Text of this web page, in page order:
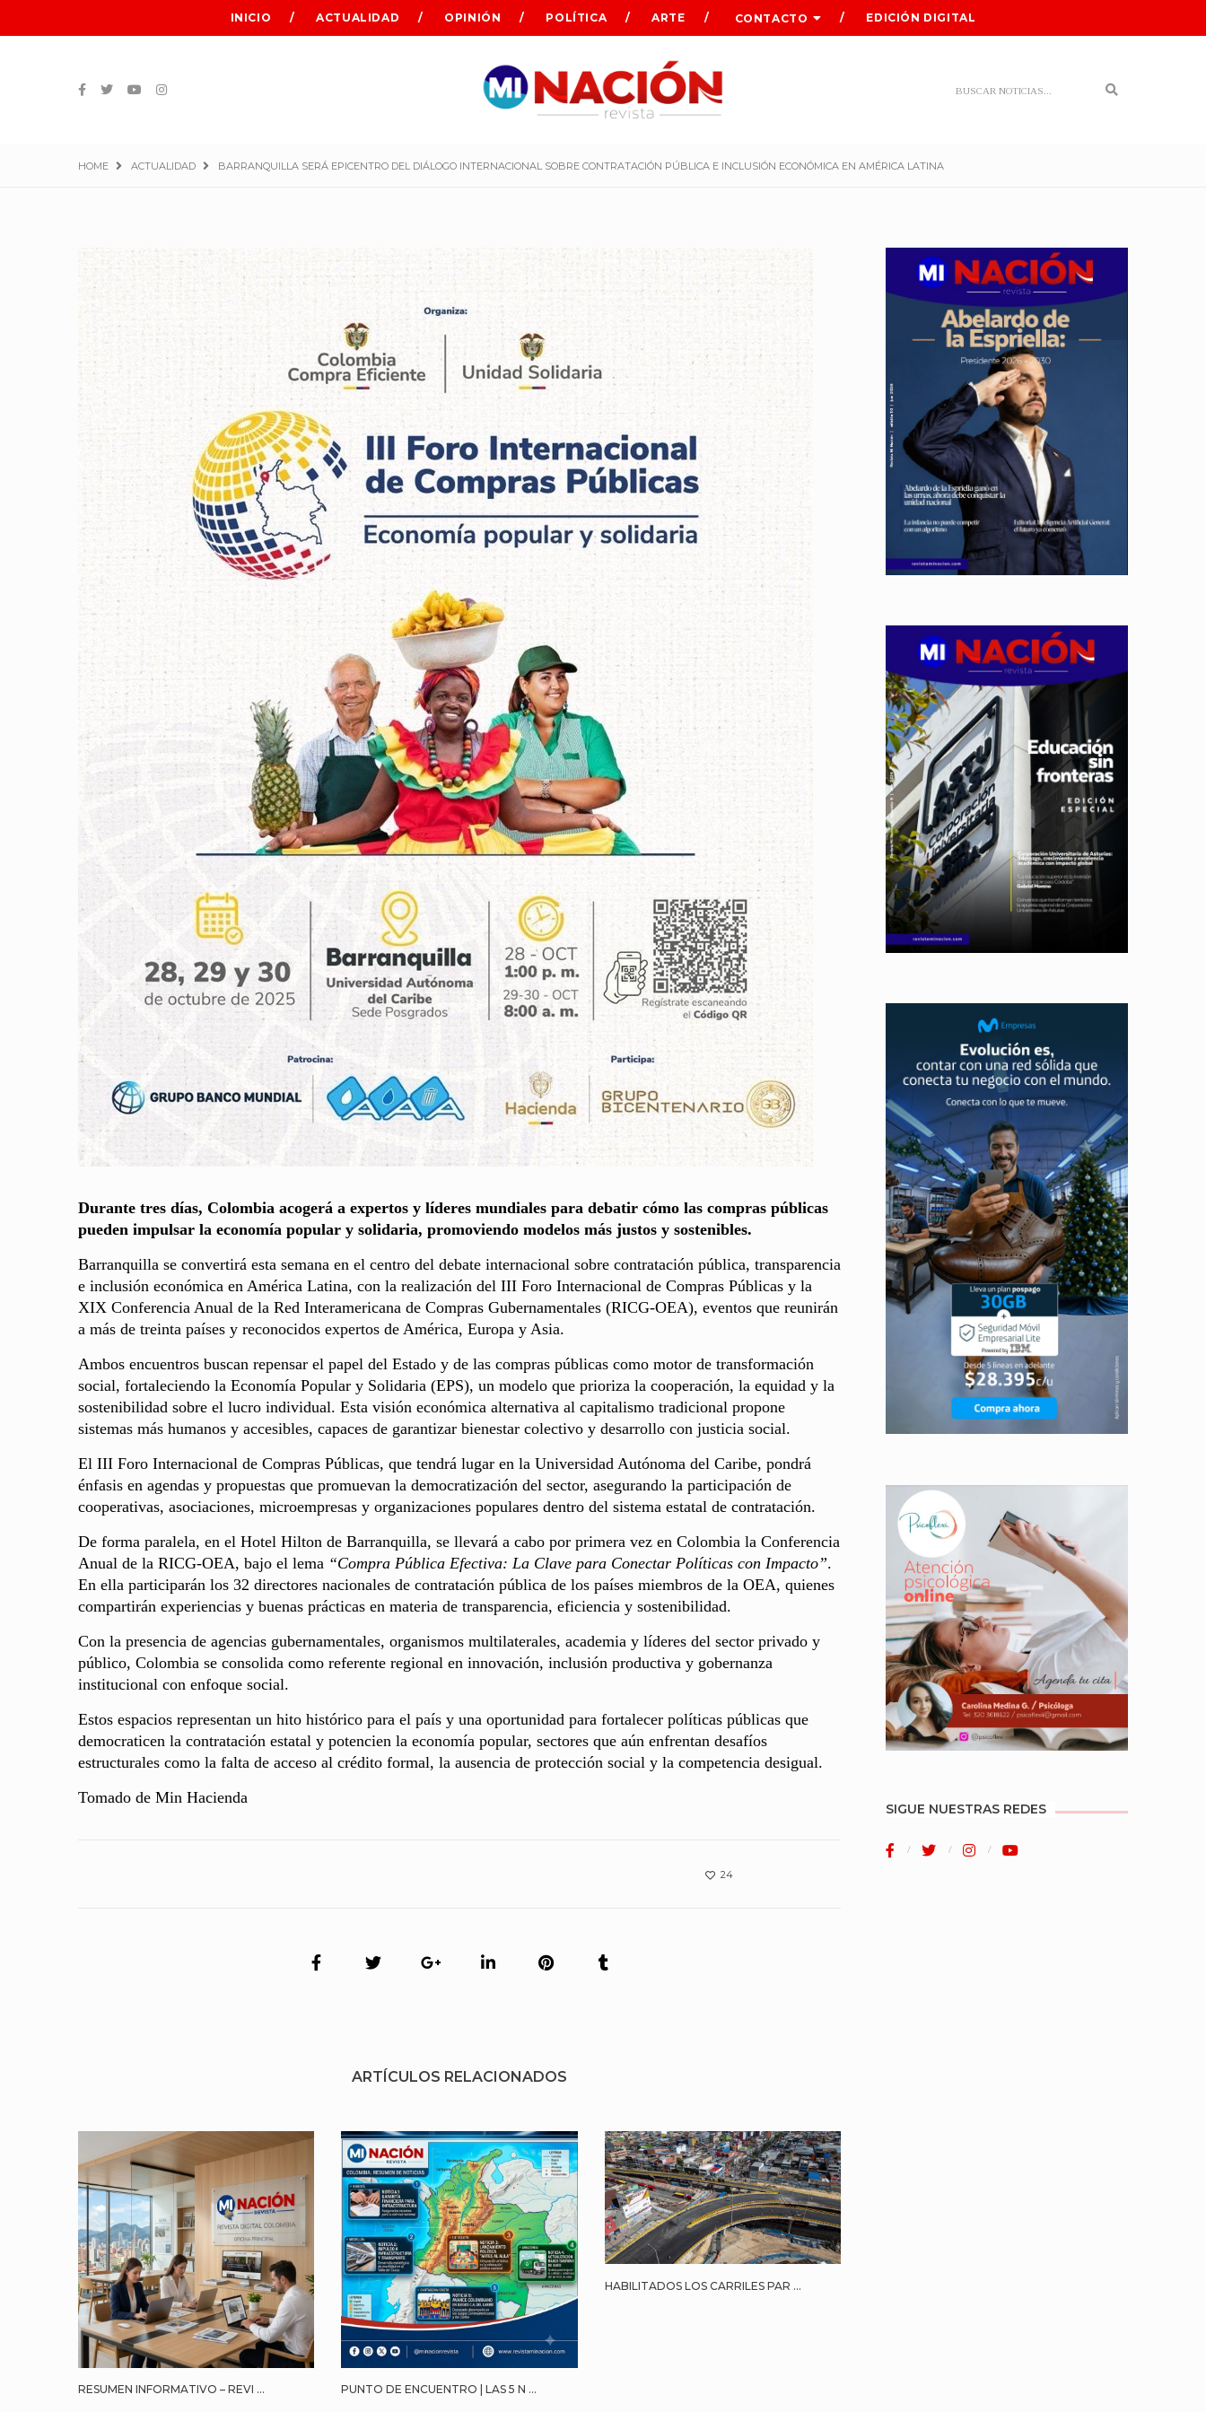
INICIO ACTUALIDAD OPINIÓN POLÍTICA ARTE CONTACTO EDICIÓN DIGITAL
Search
HOME ACTUALIDAD BARRANQUILLA SERÁ EPICENTRO DEL DIÁLOGO INTERNACIONAL SOBRE CONTRATACIÓN PÚBLICA E INCLUSIÓN ECONÓMICA EN AMÉRICA LATINA
Durante tres días, Colombia acogerá a expertos y líderes mundiales para debatir cómo las compras públicas
pueden impulsar la economía popular y solidaria, promoviendo modelos más justos y sostenibles.
Barranquilla se convertirá esta semana en el centro del debate internacional sobre contratación pública, transparencia
e inclusión económica en América Latina, con la realización del III Foro Internacional de Compras Públicas y la
XIX Conferencia Anual de la Red Interamericana de Compras Gubernamentales (RICG-OEA), eventos que reunirán
a más de treinta países y reconocidos expertos de América, Europa y Asia.
Ambos encuentros buscan repensar el papel del Estado y de las compras públicas como motor de transformación
social, fortaleciendo la Economía Popular y Solidaria (EPS), un modelo que prioriza la cooperación, la equidad y la
sostenibilidad sobre el lucro individual. Esta visión económica alternativa al capitalismo tradicional propone
sistemas más humanos y accesibles, capaces de garantizar bienestar colectivo y desarrollo con justicia social.
El III Foro Internacional de Compras Públicas, que tendrá lugar en la Universidad Autónoma del Caribe, pondrá
énfasis en agendas y propuestas que promuevan la democratización del sector, asegurando la participación de
cooperativas, asociaciones, microempresas y organizaciones populares dentro del sistema estatal de contratación.
De forma paralela, en el Hotel Hilton de Barranquilla, se llevará a cabo por primera vez en Colombia la Conferencia
Anual de la RICG-OEA, bajo el lema “Compra Pública Efectiva: La Clave para Conectar Políticas con Impacto”.
En ella participarán los 32 directores nacionales de contratación pública de los países miembros de la OEA, quienes
compartirán experiencias y buenas prácticas en materia de transparencia, eficiencia y sostenibilidad.
Con la presencia de agencias gubernamentales, organismos multilaterales, academia y líderes del sector privado y
público, Colombia se consolida como referente regional en innovación, inclusión productiva y gobernanza
institucional con enfoque social.
Estos espacios representan un hito histórico para el país y una oportunidad para fortalecer políticas públicas que
democraticen la contratación estatal y potencien la economía popular, sectores que aún enfrentan desafíos
estructurales como la falta de acceso al crédito formal, la ausencia de protección social y la competencia desigual.
Tomado de Min Hacienda
24
ARTÍCULOS RELACIONADOS
RESUMEN INFORMATIVO – REVI ... PUNTO DE ENCUENTRO | LAS 5 N ...
HABILITADOS LOS CARRILES PAR ...
SIGUE NUESTRAS REDES